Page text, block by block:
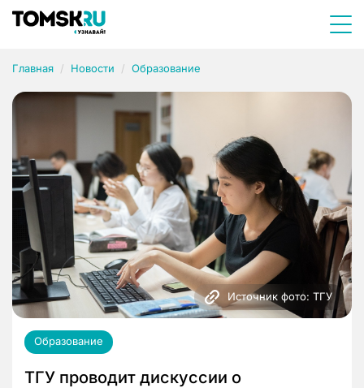
Главная Новости Образование
Источник фото: ТГУ
Образование
ТГУ проводит дискуссии о